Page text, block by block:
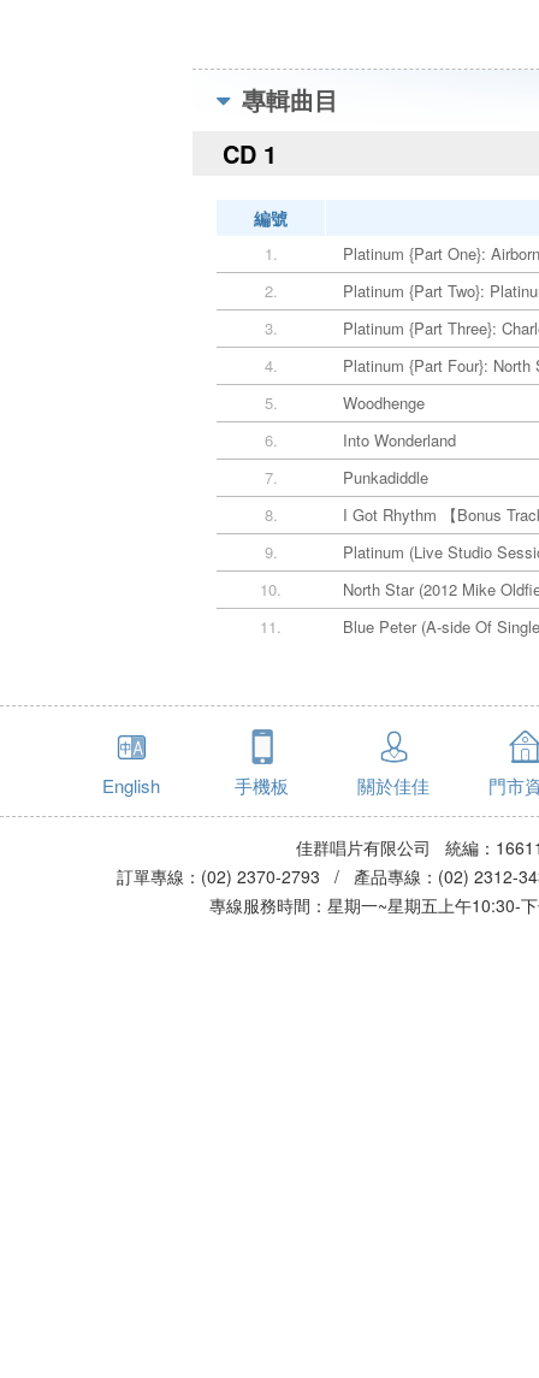
專輯曲目
CD 1
編號
1.
Platinum {Part One}:
2.
Platinum {Part Two}:
3.
Platinum {Part Three}:
4.
Platinum {Part Four}:
5.
Woodhenge
6.
Into Wonderland
7.
Punkadiddle
8.
I Got Rhythm 【Bonus
9.
Platinum (Live Studio
10.
North Star (2012 Mike
11.
Blue Peter (A-side Of
English 手機板 關於佳佳 門市
佳群唱片有限公司 統編：
訂單專線：(02) 2370-2793 / 產品專線：(02)
專線服務時間：星期一~星期五上午10:30-